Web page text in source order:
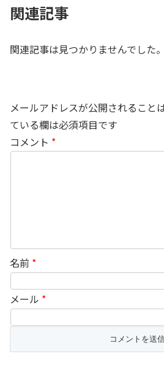
関連記事
関連記事は見つかりませんでした。
メールアドレスが公開されること
ている欄は必須項目です
コメント *
名前 *
メール *